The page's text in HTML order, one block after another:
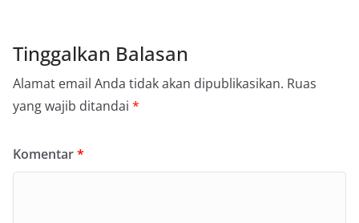
Tinggalkan Balasan
Alamat email Anda tidak akan dipublikasikan. Ruas
yang wajib ditandai *
Komentar*